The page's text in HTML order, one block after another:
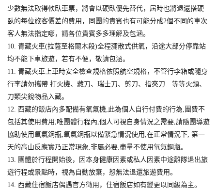
少數無法取得軟臥車票，將會以硬臥優先替代，屆時也將退還搭硬
臥的每位旅客價差的費用，同團的貴賓也有可能分成2個不同的車次
客人無法指定哪，請各位貴賓多多理解及包涵。
10. 青藏火車(拉薩至格爾木段)全程瀰散式供氧，沿途大部分停靠站
均不能下車旅遊，若有不便，敬請包涵。
11. 青藏火車上車時安全檢查規格依照航空規格，不管行李箱或隨身
行李請勿攜帶 打火機、藏刀、瑞士刀、剪刀、指夾刀…等等火類、
刀類尖銳物品入藏。
12. 西藏的飯店內多配備有氧氣機,此為個人自行付費的行為,團費不
包括其使用費用;唯團體行程內,個人可視自身情況之需要,請隨團導遊
協助使用氧氣鋼瓶,氧氣鋼瓶以備緊急情況使用,在正常情況下, 第一
天的高山反應實乃正常現象,非屬必要,盡量不使用氧氣鋼瓶。
13. 團體於行程開始後，因本身健康因素或私人因素中途離隊退出旅
遊行程或景點時，視為自動放棄，恕無法退還旅遊費用。
14. 西藏住宿飯店偶遇官方徵用，住宿飯店如有變更以同級為主。